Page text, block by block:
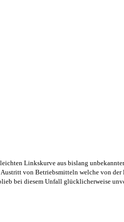
Linkskurve aus bislang
von Betriebsmitteln welche von der
bei diesem Unfall glücklicherweise